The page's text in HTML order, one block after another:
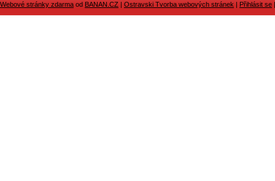
Webové stránky zdarma od BANAN.CZ | Ostravski Tvorba webových stránek | Přihlásit se